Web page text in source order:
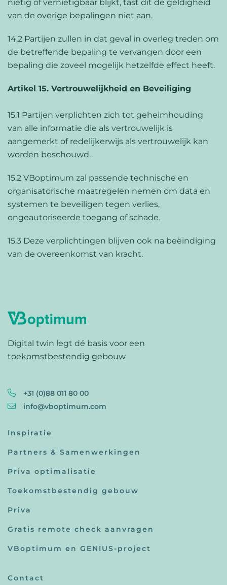
nietig of vernietigbaar blijkt, tast dit de geldigheid
van de overige bepalingen niet aan.
14.2 Partijen zullen in dat geval in overleg treden om
de betreffende bepaling te vervangen door een
bepaling die zoveel mogelijk hetzelfde effect heeft.
Artikel 15. Vertrouwelijkheid en Beveiliging
15.1 Partijen verplichten zich tot geheimhouding
van alle informatie die als vertrouwelijk is
aangemerkt of redelijkerwijs als vertrouwelijk kan
worden beschouwd.
15.2 VBoptimum zal passende technische en
organisatorische maatregelen nemen om data en
systemen te beveiligen tegen verlies,
ongeautoriseerde toegang of schade.
15.3 Deze verplichtingen blijven ook na beëindiging
van de overeenkomst van kracht.
Digital twin legt dé basis voor een
toekomstbestendig gebouw
+31 (0)88 011 80 00
info@vboptimum.com
Inspiratie
Partners & Samenwerkingen
Priva optimalisatie
Toekomstbestendig gebouw
Priva
Gratis remote check aanvragen
VBoptimum en GENIUS-project
Contact